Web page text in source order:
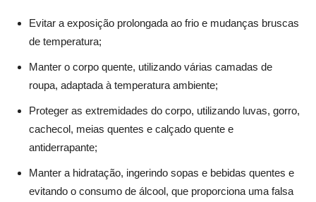
Evitar a exposição prolongada ao frio e mudanças bruscas
de temperatura;
Manter o corpo quente, utilizando várias camadas de
roupa, adaptada à temperatura ambiente;
Proteger as extremidades do corpo, utilizando luvas, gorro,
cachecol, meias quentes e calçado quente e
antiderrapante;
Manter a hidratação, ingerindo sopas e bebidas quentes e
evitando o consumo de álcool, que proporciona uma falsa